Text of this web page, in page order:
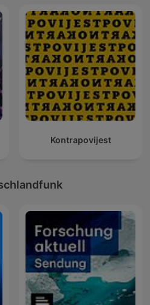
Kontrapovijest